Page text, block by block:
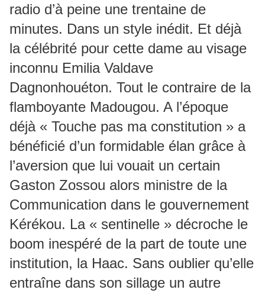
radio d’à peine une trentaine de
minutes. Dans un style inédit. Et déjà
la célébrité pour cette dame au visage
inconnu Emilia Valdave
Dagnonhouéton. Tout le contraire de la
flamboyante Madougou. A l’époque
déjà « Touche pas ma constitution » a
bénéficié d’un formidable élan grâce à
l’aversion que lui vouait un certain
Gaston Zossou alors ministre de la
Communication dans le gouvernement
Kérékou. La « sentinelle » décroche le
boom inespéré de la part de toute une
institution, la Haac. Sans oublier qu’elle
entraîne dans son sillage un autre